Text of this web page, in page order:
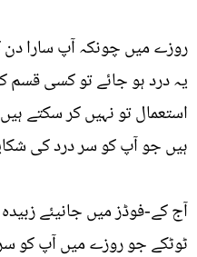
روزے میں چونکہ آپ سارا
یہ درد ہو جائے تو کسی قسم
استعمال تو نہیں کر سکتے
ہیں جو آپ کو سر درد کی
آج کے-فوڈز میں جانیئے
ٹوٹکے جو روزے میں آپ کو